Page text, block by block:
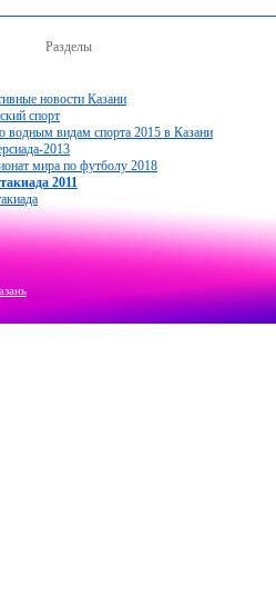
Разделы
новости Казани
спорт
видам спорта 2015 в Казани
2013
мира по футболу 2018
2011